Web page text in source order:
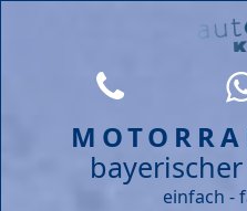
einfach -